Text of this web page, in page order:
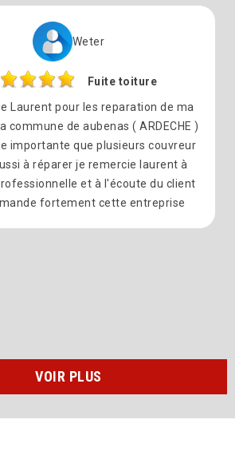
Weter
Fuite toiture
Laurent pour les reparation de ma
commune de aubenas ( ARDECHE )
importante que plusieurs couvreur
à réparer je remercie laurent à
et à l'écoute du client
fortement cette entreprise
VOIR PLUS